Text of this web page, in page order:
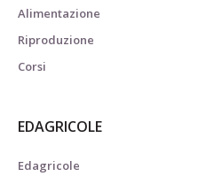
Alimentazione
Riproduzione
Corsi
EDAGRICOLE
Edagricole